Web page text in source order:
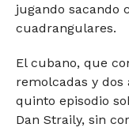
jugando sacando
cuadrangulares.
El cubano, que
remolcadas y dos
quinto episodio
Dan Straily, sin